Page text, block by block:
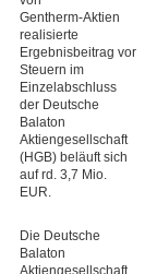
Gentherm-Aktien
realisierte
Ergebnisbeitrag vor
Steuern im
Einzelabschluss
der Deutsche
Balaton
Aktiengesellschaft
(HGB) beläuft sich
auf rd. 3,7 Mio.
EUR.
Die Deutsche
Balaton
Aktiengesellschaft